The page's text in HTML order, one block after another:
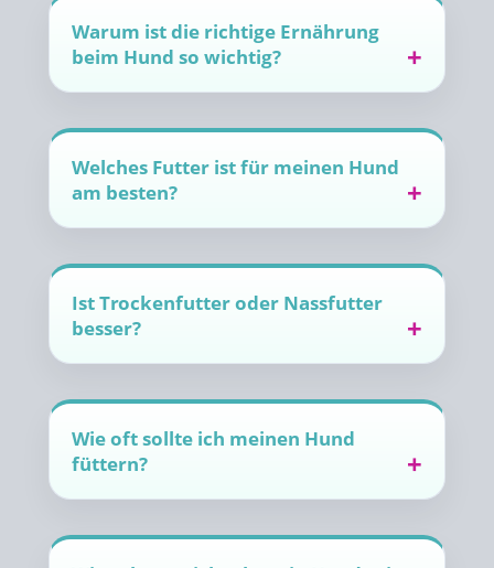
Warum ist die richtige Ernährung
beim Hund so wichtig?
Welches Futter ist für meinen Hund
am besten?
Ist Trockenfutter oder Nassfutter
besser?
Wie oft sollte ich meinen Hund
füttern?